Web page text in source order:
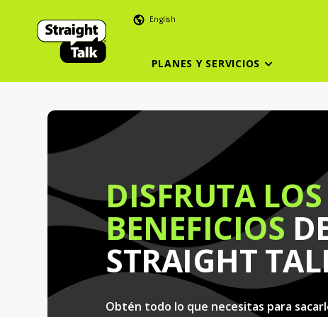
English
PLANES Y SERVICIOS
DISFRUTA LOS
BENEFICIOS
STRAIGHT
Obtén todo lo que necesitas para